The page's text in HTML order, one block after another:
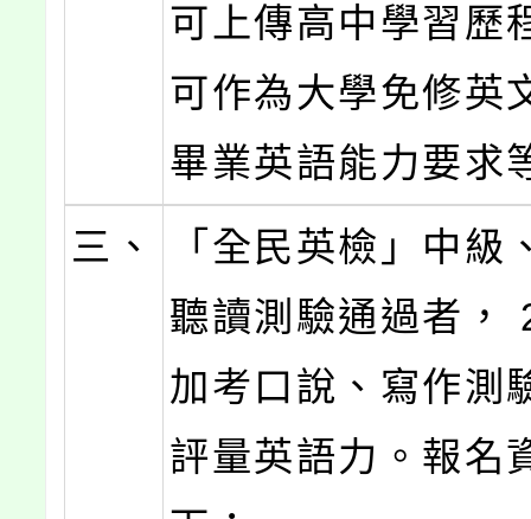
可上傳高中學習歷
可作為大學免修英
畢業英語能力要求
三、
「全民英檢」中級
聽讀測驗通過者，
加考口說、寫作測
評量英語力。報名